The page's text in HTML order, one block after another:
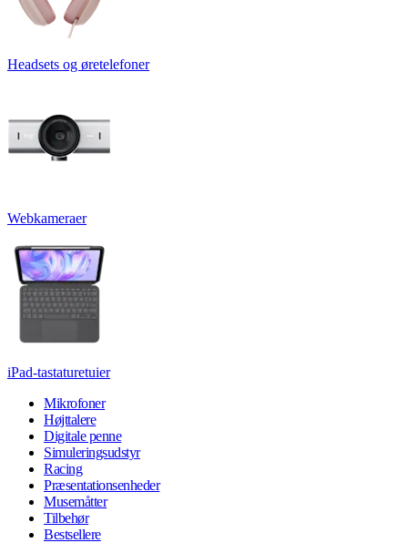
Headsets og øretelefoner
Webkameraer
iPad-tastaturetuier
Mikrofoner
Højttalere
Digitale penne
Simuleringsudstyr
Racing
Præsentationsenheder
Musemåtter
Tilbehør
Bestsellere